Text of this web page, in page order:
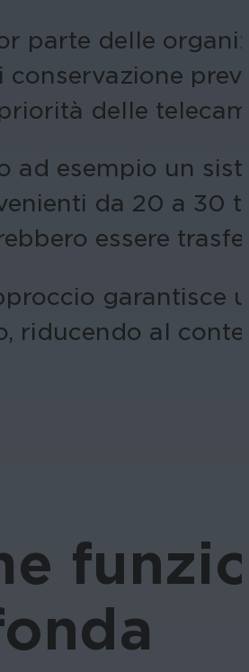
parte delle
conservazione
delle
ad esempio un
da 20 a 30
essere
garantisce
riducendo al